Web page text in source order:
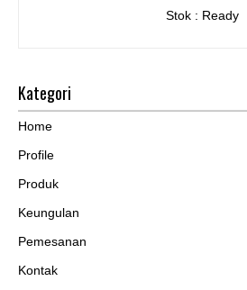
Stok : Ready
Kategori
Home
Profile
Produk
Keungulan
Pemesanan
Kontak